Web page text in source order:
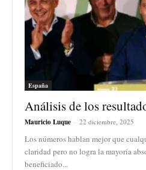
España
Análisis de los
Mauricio Luque - 22 diciembre, 2025
Los números hablan mejor que
claridad pero no logra la mayoría
beneficiado...